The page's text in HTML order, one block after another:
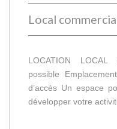
Local
LOCATION LOCAL
possible
d’accès Un espace
développer votre